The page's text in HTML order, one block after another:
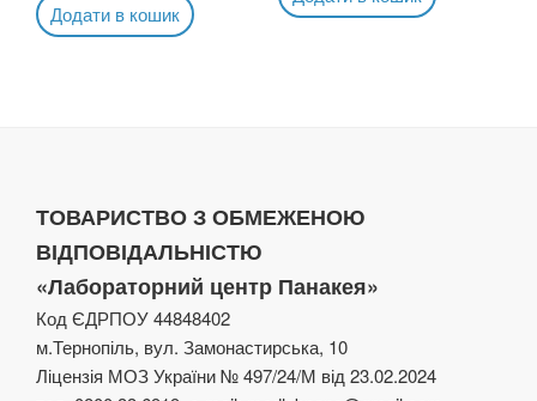
Додати в кошик
ТОВАРИСТВО З ОБМЕЖЕНОЮ
ВІДПОВІДАЛЬНІСТЮ
«Лабораторний центр Панакея»
Код ЄДРПОУ 44848402
м.Тернопіль, вул. Замонастирська, 10
Ліцензія МОЗ України № 497/24/М від 23.02.2024